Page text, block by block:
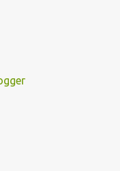
amicizia, amore,